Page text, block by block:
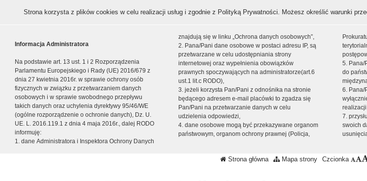
Strona korzysta z plików cookies w celu realizacji usług i zgodnie z Polityką Prywatności. Możesz określić warunki
Informacja Administratora
Na podstawie art. 13 ust. 1 i 2 Rozporządzenia
Parlamentu Europejskiego i Rady (UE) 2016/679 z
dnia 27 kwietnia 2016r. w sprawie ochrony osób
fizycznych w związku z przetwarzaniem danych
osobowych i w sprawie swobodnego przepływu
takich danych oraz uchylenia dyrektywy 95/46/WE
(ogólne rozporządzenie o ochronie danych), Dz. U.
UE. L. 2016.119.1 z dnia 4 maja 2016r., dalej RODO
informuję:
1. dane Administratora i Inspektora Ochrony Danych
znajdują się w linku „Ochrona danych osobowych”,
2. Pana/Pani dane osobowe w postaci adresu IP, są
przetwarzane w celu udostępniania strony
internetowej oraz wypełnienia obowiązków
prawnych spoczywających na administratorze(art.6
ust.1 lit.c RODO),
3. jeżeli korzysta Pan/Pani z odnośnika na stronie
będącego adresem e-mail placówki to zgadza się
Pan/Pani na przetwarzanie danych w celu
udzielenia odpowiedzi,
4. dane osobowe mogą być przekazywane organom
państwowym, organom ochrony prawnej (Policja,
5. Pana/
do
6. Pana/
7.
swoich
Strona główna Mapa strony Czcionka